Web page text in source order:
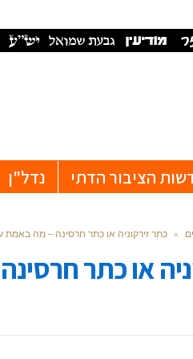
הציבור הדתי נדל"ן
» כתר זירקוניה או כתר חרסינה – מה באמת
או כתר